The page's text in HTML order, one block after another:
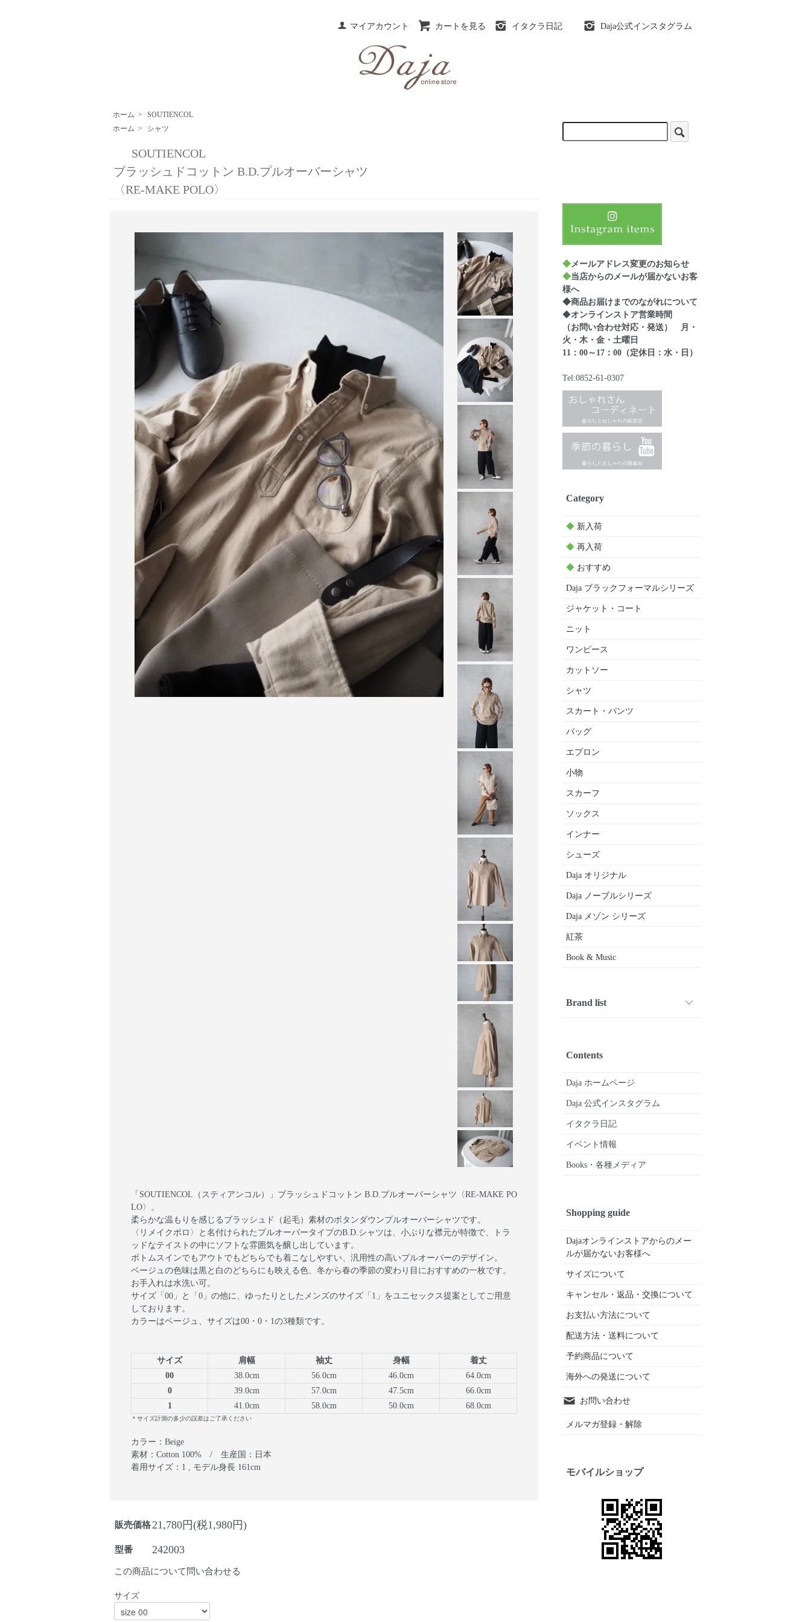
マイアカウント カートを見る イタクラ日記 Daja公式インスタグラム
ホーム >
SOUTIENCOL
ホーム > シャツ
SOUTIENCOL
ブラッシュドコットン B.D.プルオーバーシャツ
〈RE-MAKE POLO〉
「SOUTIENCOL（スティアンコル）」ブラッシュドコットン B.D.プルオーバーシャツ〈RE-MAKE PO
LO〉。
柔らかな温もりを感じるブラッシュド（起毛）素材のボタンダウンプルオーバーシャツです。
〈リメイクポロ〉と名付けられたプルオーバータイプのB.D.シャツは、小ぶりな襟元が特徴で、トラ
ッドなテイストの中にソフトな雰囲気を醸し出しています。
ボトムスインでもアウトでもどちらでも着こなしやすい、汎用性の高いプルオーバーのデザイン。
ベージュの色味は黒と白のどちらにも映える色、冬から春の季節の変わり目におすすめの一枚です。
お手入れは水洗い可。
サイズ「00」と「0」の他に、ゆったりとしたメンズのサイズ「1」をユニセックス提案としてご用意
しております。
カラーはベージュ、サイズは00・0・1の3種類です。
サイズ 肩幅 袖丈 身幅
着丈
00
38.0cm 56.0cm 46.0cm
64.0cm
0
39.0cm 57.0cm 47.5cm
66.0cm
1
41.0cm 58.0cm 50.0cm 68.0cm
＊サイズ計測の多少の誤差はご了承ください
カラー：Beige
素材：Cotton 100% / 生産国：日本
着用サイズ：1 , モデル身長 161cm
販売価格21,780円(税1,980円)
型番 242003
この商品について問い合わせる
サイズ
◆ メールアドレス変更のお知らせ
◆当店からのメールが届かないお客
様へ
◆商品お届けまでのながれについて
◆オンラインストア営業時間
（お問い合わせ対応・発送） 月・
火・木・金・土曜日
11：00～17：00（定休日：水・日）
Tel:0852-61-0307
Category
◆ 新入荷
◆ 再入荷
◆ おすすめ
Daja ブラックフォーマルシリーズ
ジャケット・コート
ニット
ワンピース
カットソー
シャツ
スカート・パンツ
バッグ
エプロン
小物
スカーフ
ソックス
インナー
シューズ
Daja オリジナル
Daja ノーブルシリーズ
Daja メゾン シリーズ
紅茶
Book & Music
Brand list
Contents
Daja ホームページ
Daja 公式インスタグラム
イタクラ日記
イベント情報
Books・各種メディア
Shopping guide
Dajaオンラインストアからのメー
ルが届かないお客様へ
サイズについて
キャンセル・返品・交換について
お支払い方法について
配送方法・送料について
予約商品について
海外への発送について
お問い合わせ
メルマガ登録・解除
モバイルショップ